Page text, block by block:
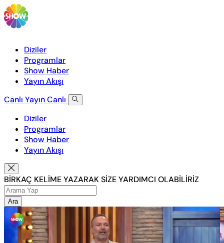
Diziler
Programlar
Show Haber
Yayın Akışı
Canlı YayınCanlı
Diziler
Programlar
Show Haber
Yayın Akışı
BİRKAÇ KELİME YAZARAK SİZE YARDIMCI OLABİLİRİZ
Ara